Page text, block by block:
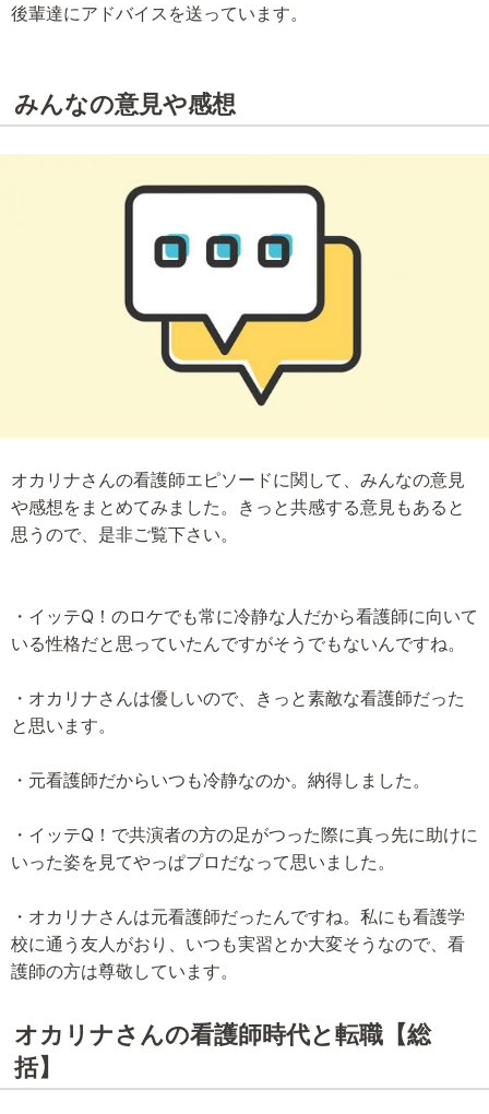
後輩達にアドバイスを送っています。
みんなの意見や感想
オカリナさんの看護師エピソードに関して、みんなの意見
や感想をまとめてみました。きっと共感する意見もあると
思うので、是非ご覧下さい。
・イッテQ！のロケでも常に冷静な人だから看護師に向いて
いる性格だと思っていたんですがそうでもないんですね。
・オカリナさんは優しいので、きっと素敵な看護師だった
と思います。
・元看護師だからいつも冷静なのか。納得しました。
・イッテQ！で共演者の方の足がつった際に真っ先に助けに
いった姿を見てやっぱプロだなって思いました。
・オカリナさんは元看護師だったんですね。私にも看護学
校に通う友人がおり、いつも実習とか大変そうなので、看
護師の方は尊敬しています。
オカリナさんの看護師時代と転職【総
括】